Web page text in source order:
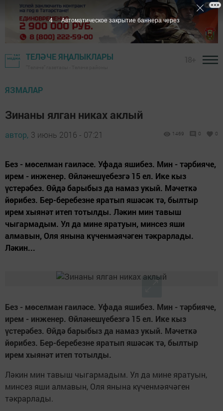
ТЕЛӘЧЕ ЯҢАЛЫКЛАРЫ
ЯЗМАЛАР
Зинаны ялган никах аклый
автор, 3 июнь 2016 - 07:21 1469 0 0
Без - мөселман гаиләсе. Уфада яшибез. Мин - тәрбияче,
ирем - инженер. Өйләнешүебезгә 15 ел. Ике кыз
үстерәбез. Өйдә барыбыз да намаз укый. Мәчеткә
йөрибез. Бер-беребезне яратып яшәсәк тә, былтыр
ирем хыянәт итеп тотылды. Ләкин мин тавыш
чыгармадым. Ул да мине яратуын, минсез яши
алмавын, Оля янына күченмәячәген тәкрарлады.
Ләкин...
Без - мөселман гаиләсе. Уфада яшибез. Мин - тәрбияче,
ирем - инженер. Өйләнешүебезгә 15 ел. Ике кыз
үстерәбез. Өйдә барыбыз да намаз укый. Мәчеткә
йөрибез. Бер-беребезне яратып яшәсәк тә, былтыр
ирем хыянәт итеп тотылды.
Ләкин мин тавыш чыгармадым. Ул да мине яратуын,
минсез яши алмавын, Оля янына күченмәячәген
тәкрарлады.
3 Автоматическое закрытие баннера через